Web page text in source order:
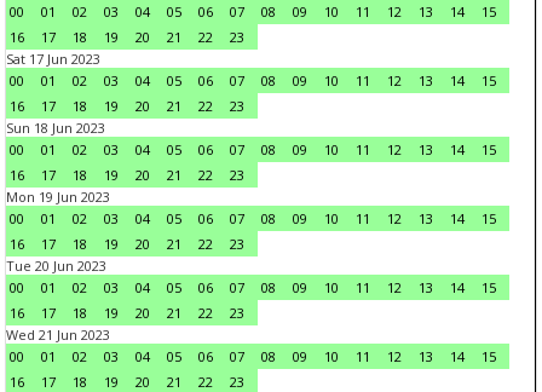
00
01 02 03 04 05 06 07 08 09 10 11 12 13 14
15
16
17 18 19 20 21 22
23
Sat 17 Jun 2023
00
01 02 03 04 05 06 07 08 09 10 11 12 13 14
15
16
17 18 19 20 21 22
23
Sun 18 Jun 2023
00
01 02 03 04 05 06 07 08 09 10 11 12 13 14
15
16
17 18 19 20 21 22
23
Mon 19 Jun 2023
00
01 02 03 04 05 06 07 08 09 10 11 12 13 14
15
16
17 18 19 20 21 22
23
Tue 20 Jun 2023
00
01 02 03 04 05 06 07 08 09 10 11 12 13 14
15
16
17 18 19 20 21 22
23
Wed 21 Jun 2023
00
01 02 03 04 05 06 07 08 09 10 11 12 13 14
15
16
17 18 19 20 21 22
23